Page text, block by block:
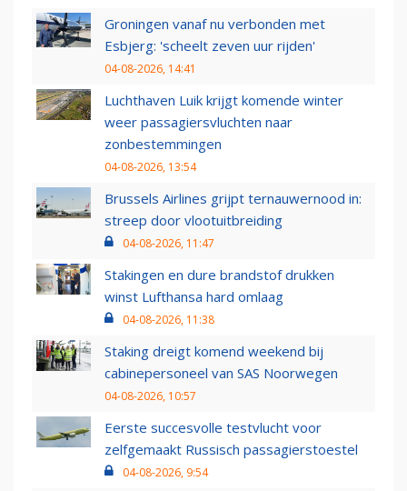
Groningen vanaf nu verbonden met
Esbjerg: 'scheelt zeven uur rijden'
04-08-2026, 14:41
Luchthaven Luik krijgt komende winter
weer passagiersvluchten naar
zonbestemmingen
04-08-2026, 13:54
Brussels Airlines grijpt ternauwernood in:
streep door vlootuitbreiding
04-08-2026, 11:47
Stakingen en dure brandstof drukken
winst Lufthansa hard omlaag
04-08-2026, 11:38
Staking dreigt komend weekend bij
cabinepersoneel van SAS Noorwegen
04-08-2026, 10:57
Eerste succesvolle testvlucht voor
zelfgemaakt Russisch passagierstoestel
04-08-2026, 9:54